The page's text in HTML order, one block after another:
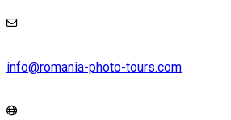
info@romania-photo-tours.com